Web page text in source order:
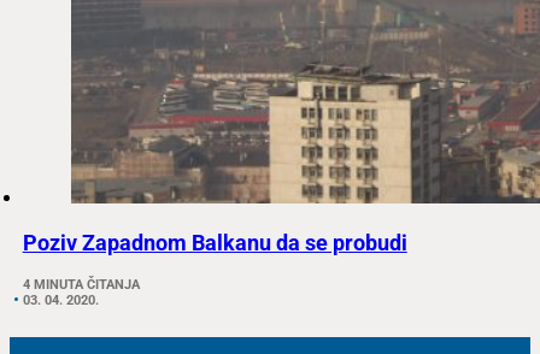
Poziv Zapadnom Balkanu da se probudi
4 MINUTA ČITANJA
03. 04. 2020.